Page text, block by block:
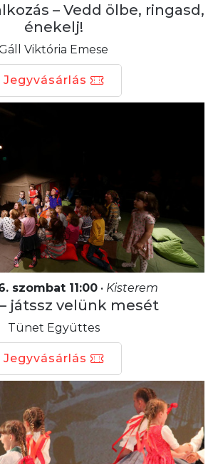
– Vedd ölbe, ringasd,
énekelj!
Viktória Emese
Jegyvásárlás
szombat 11:00• Kisterem
játssz velünk mesét
Tünet Együttes
Jegyvásárlás